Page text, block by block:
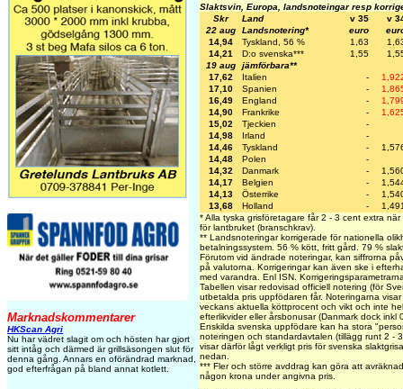
Marknadskommentarer
HKScan Agri
Nu har vädret slagit om och hösten har gjort
sitt intåg och därmed är grillsäsongen slut för
denna gång. Annars en oförändrad marknad,
god efterfrågan på bland annat kotlett.
Slaktsvin, Europa, landsnoteingar resp
Skr
Land v 35
v
22 aug
Landsnotering* euro
14,94
Tyskland, 56 % 1,63
14,21
D:o svenska*** 1,55
19 aug
jämförbara**
17,62
Italien -
17,10
Spanien -
16,49
England -
14,90
Frankrike -
15,02
Tjeckien
-
14,98
Irland
-
14,46
Tyskland -
14,48
Polen
-
14,32
Danmark -
14,17
Belgien -
14,13
Österrike -
13,68
Holland -
* Alla tyska grisföretagare får 2 - 3 cent extra
för lantbruket (branschkrav).
** Landsnoteringar korrigerade för nationella
betalningssystem. 56 % kött, fritt gård. 79 %
Förutom vid ändrade noteringar, kan siffrorna
på valutorna. Korrigeringar kan även ske i
med varandra. Enl ISN.
Tabellen visar redovisad officiell notering (för
utbetalda pris uppfödaren får. Noteringarna
veckans aktuella köttprocent och vikt och inte
efterlikvider eller årsbonusar (Danmark dock inkl
Enskilda svenska uppfödare kan ha stora
noteringen och standardavtalen (tillägg runt 2 -
visar därför lågt verkligt pris för svenska
nedan.
*** Fler och större avddrag kan göra att
någon krona under angivna pris.